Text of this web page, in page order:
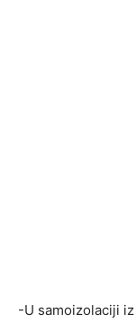
-U samoizolaciji